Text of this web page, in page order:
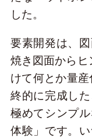
した。
要素開発は、
焼き図面から
けて何とか量
終的に完成し
極めてシンプ
体験」です。